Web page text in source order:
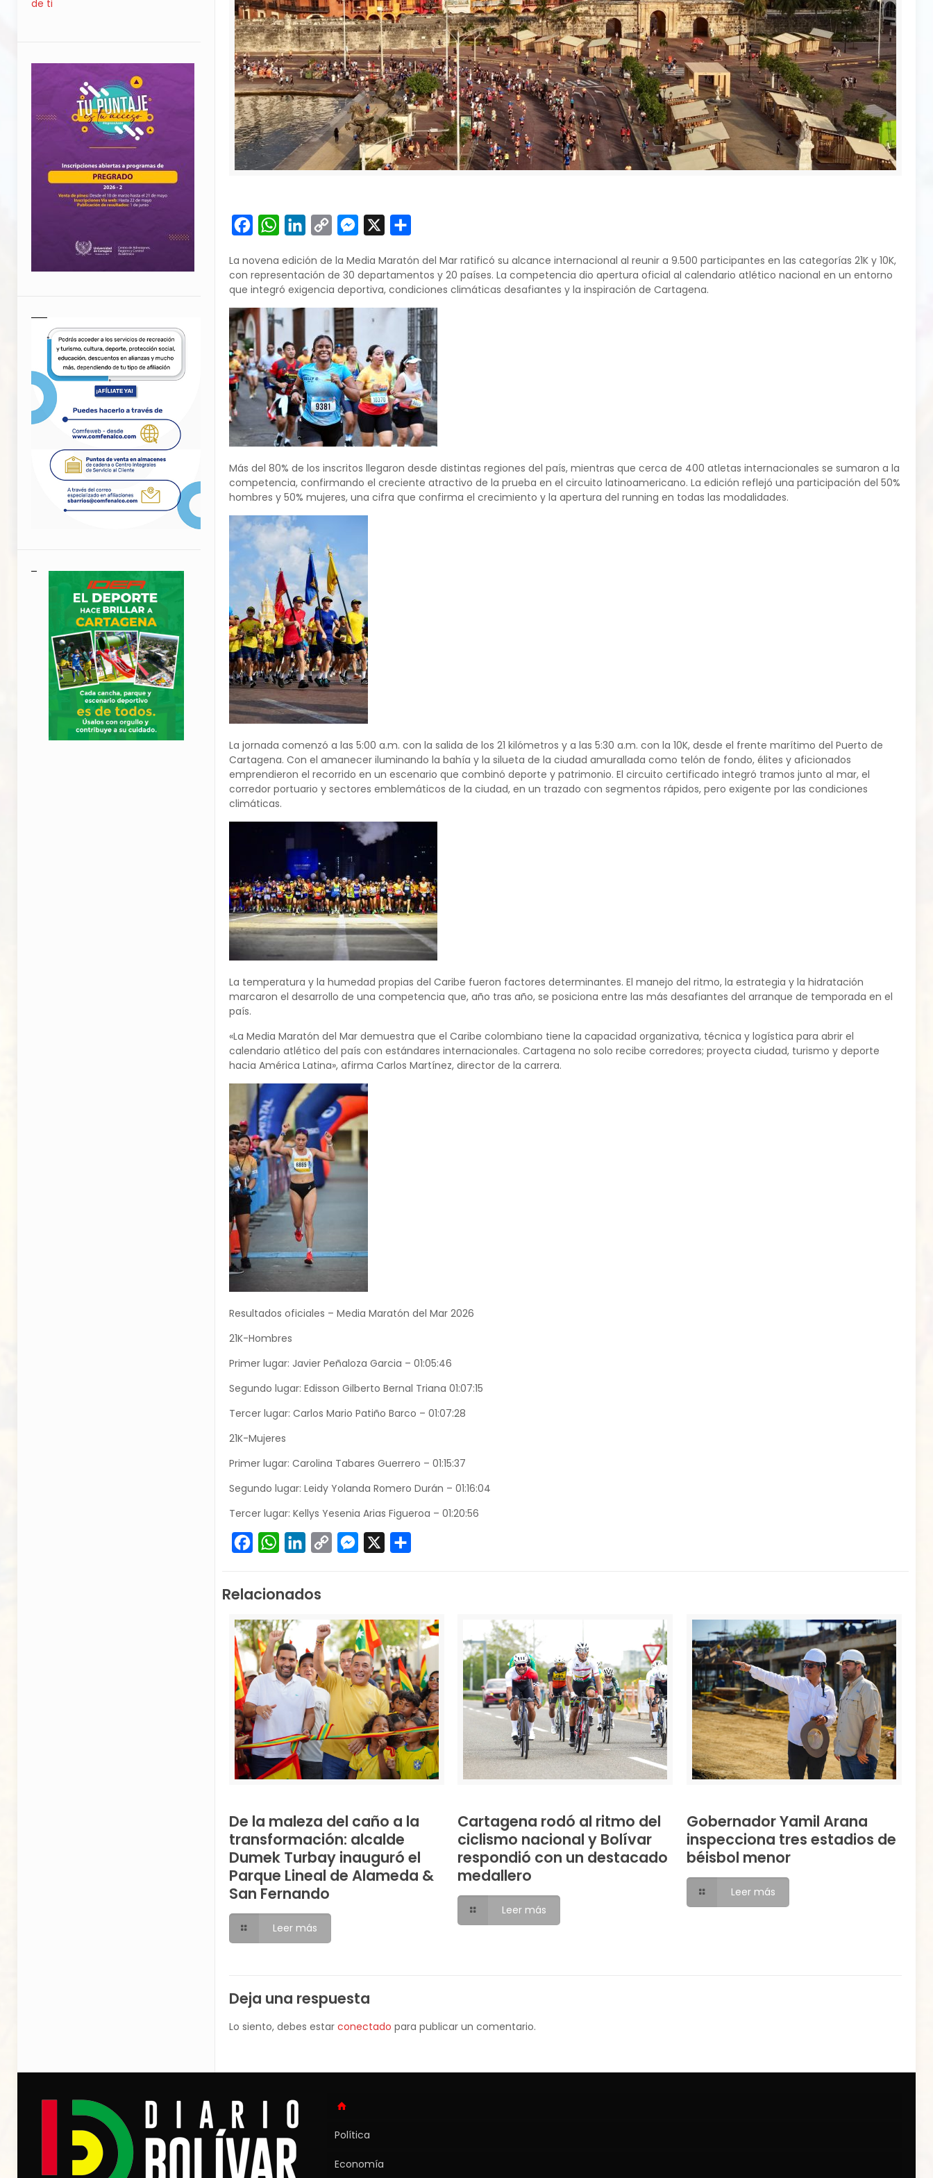
FacebookWhatsAppLinkedIn
Copy
Messenger
La novena edición de la Media Maratón del Mar ratificó su alcance internacional al reunir a 9.500 participantes en las categorías 21K y 10K,
con representación de 30 departamentos y 20 países. La competencia dio apertura oficial al calendario atlético nacional en un entorno
que integró exigencia deportiva, condiciones climáticas desafiantes y la inspiración de Cartagena.
Más del 80% de los inscritos llegaron desde distintas regiones del país, mientras que cerca de 400 atletas internacionales se sumaron a la
competencia, confirmando el creciente atractivo de la prueba en el circuito latinoamericano. La edición reflejó una participación del 50%
hombres y 50% mujeres, una cifra que confirma el crecimiento y la apertura del running en todas las modalidades.
La jornada comenzó a las 5:00 a.m. con la salida de los 21 kilómetros y a las 5:30 a.m. con la 10K, desde el frente marítimo del Puerto de
Cartagena. Con el amanecer iluminando la bahía y la silueta de la ciudad amurallada como telón de fondo, élites y aficionados
emprendieron el recorrido en un escenario que combinó deporte y patrimonio. El circuito certificado integró tramos junto al mar, el
corredor portuario y sectores emblemáticos de la ciudad, en un trazado con segmentos rápidos, pero exigente por las condiciones
climáticas.
La temperatura y la humedad propias del Caribe fueron factores determinantes. El manejo del ritmo, la estrategia y la hidratación
marcaron el desarrollo de una competencia que, año tras año, se posiciona entre las más desafiantes del arranque de temporada en el
país.
«La Media Maratón del Mar demuestra que el Caribe colombiano tiene la capacidad organizativa, técnica y logística para abrir el
calendario atlético del país con estándares internacionales. Cartagena no solo recibe corredores; proyecta ciudad, turismo y deporte
hacia América Latina», afirma Carlos Martínez, director de la carrera.
Resultados oficiales – Media Maratón del Mar 2026
21K-Hombres
Primer lugar: Javier Peñaloza Garcia – 01:05:46
Segundo lugar: Edisson Gilberto Bernal Triana 01:07:15
Tercer lugar: Carlos Mario Patiño Barco – 01:07:28
21K-Mujeres
Primer lugar: Carolina Tabares Guerrero – 01:15:37
Segundo lugar: Leidy Yolanda Romero Durán – 01:16:04
Tercer lugar: Kellys Yesenia Arias Figueroa – 01:20:56
FacebookWhatsAppLinkedIn
Copy
Messenger
Relacionados
De la maleza del caño a la
transformación: alcalde
Dumek Turbay inauguró el
Parque Lineal de Alameda &
San Fernando
Leer más
Cartagena rodó al ritmo del
ciclismo nacional y Bolívar
respondió con un destacado
medallero
Leer más
Gobernador Yamil Arana
inspecciona tres estadios de
béisbol menor
Leer más
Deja una respuesta
Lo siento, debes estar conectado para publicar un comentario.
de ti
Política
Economía